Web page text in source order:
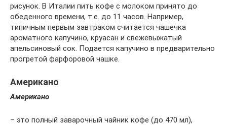
рисунок. В Италии пить кофе с молоком принято до
обеденного времени, т.е. до 11 часов. Например,
типичным первым завтраком считается чашечка
ароматного капучино, круасан и свежевыжатый
апельсиновый сок. Подается капучино в предварительно
прогретой фарфоровой чашке.
Американо
Американо
– это полный заварочный чайник кофе (до 470 мл),